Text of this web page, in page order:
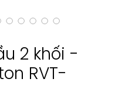
2 khối -
RVT-